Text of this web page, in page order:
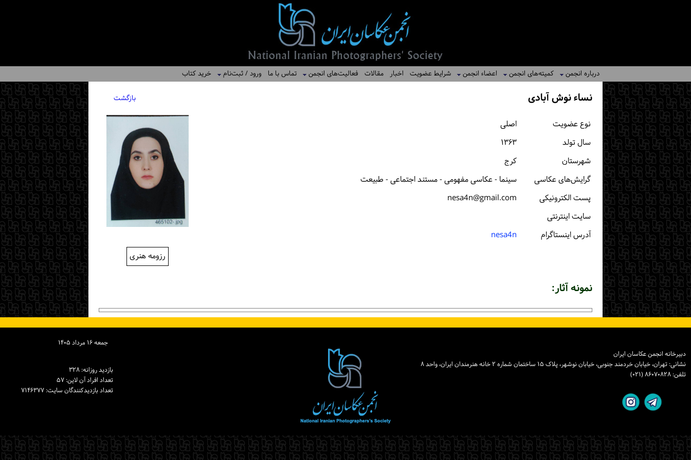
درباره انجمن کمیته‌های انجمن اعضاء انجمن شرایط عضویت اخبار مقالات فعالیت‌های انجمن تماس با ما ورود / ثبت‌نام خرید کتاب
نساء نوش آبادی بازگشت
رزومه هنری
نوع عضویت
اصلی
سال تولد
۱۳۶۳
شهرستان
كرج
گرایش‌های عکاسی
سینما - عکاسی مفهومی - مستند اجتماعی - طبیعت
پست الكترونیكی
nesa4n@gmail.com
سایت اینترنتی
آدرس اینستاگرام
nesa4n
نمونه آثار:
جمعه ۱۶ مرداد ۱۴۰۵
بازدید روزانه: ۳۲۸
تعداد افراد آن لاین: ۵۷
تعداد بازدیدكنندگان سایت: ۷۱۴۶۳۷۷
دبیرخانه انجمن عکاسان ایران
نشانی: تهران، خیابان خردمند جنوبی، خیابان نوشهر، پلاک ۱۵ ساختمان شماره ۲ خانه هنرمندان ایران، واحد ۸
تلفن: ۸۶۰۷۰۸۲۸ (۰۲۱)